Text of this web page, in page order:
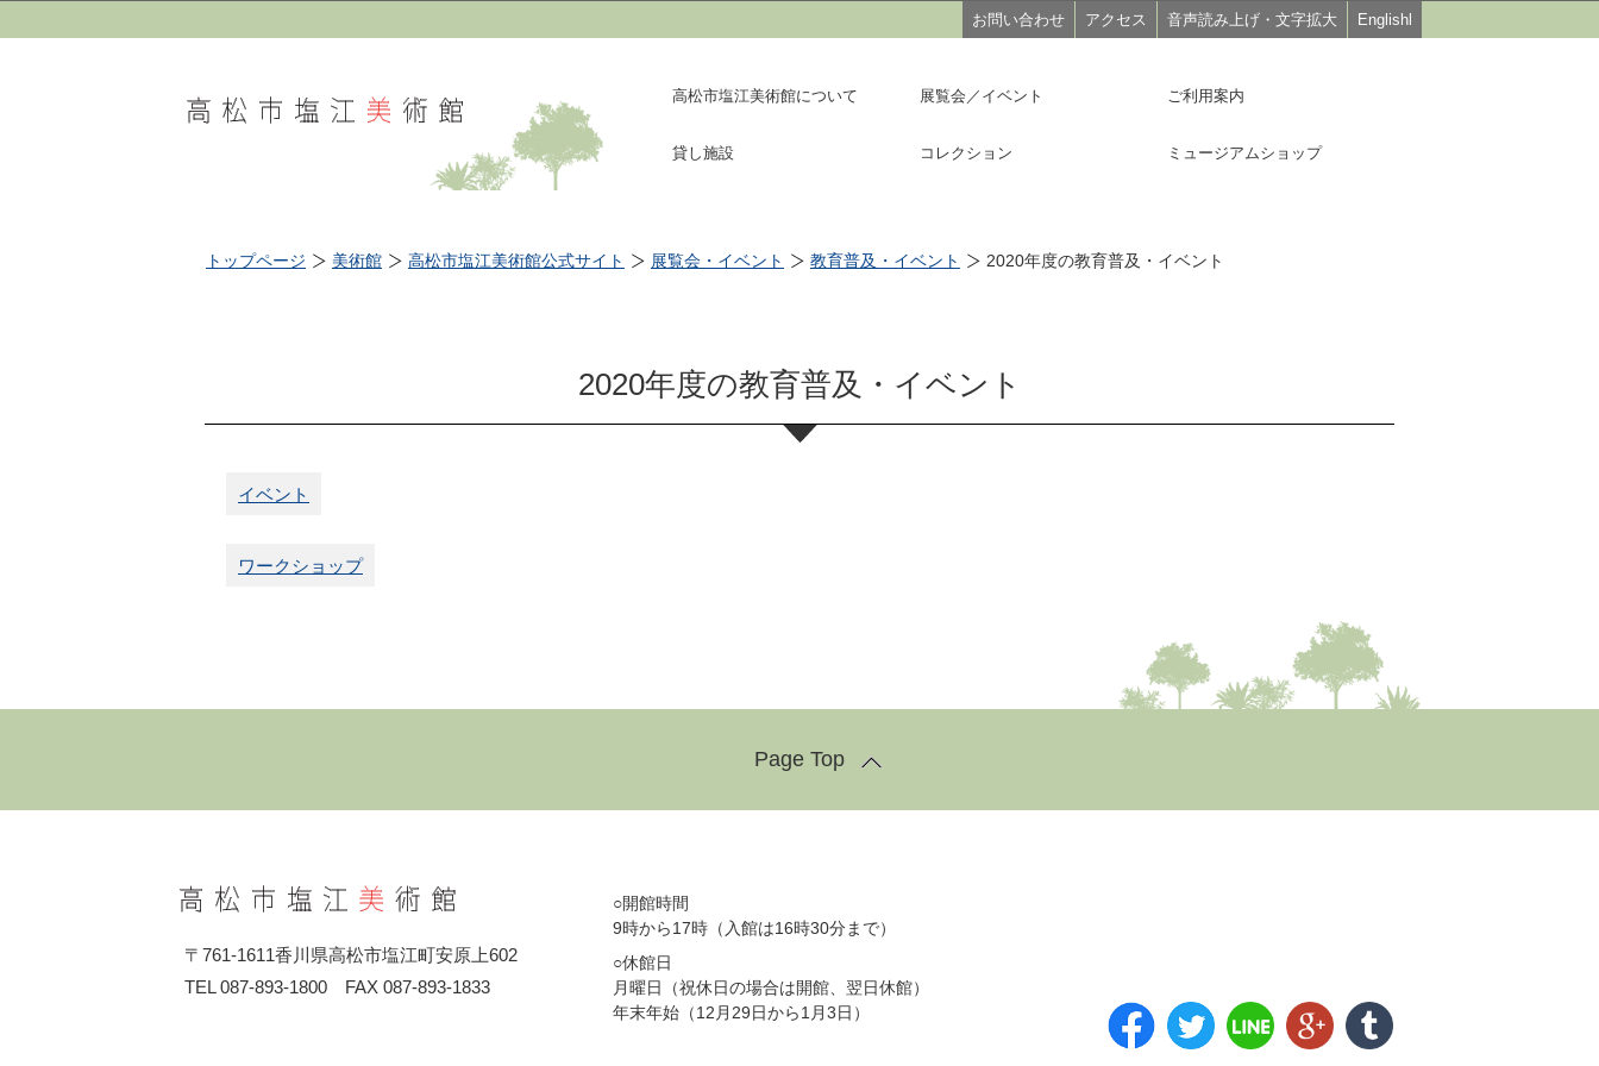
お問い合わせ アクセス 音声読み上げ・文字拡大 Englishl
高松市塩江美術館について 展覧会／イベント ご利用案内
貸し施設 コレクション ミュージアムショップ
トップページ 美術館 高松市塩江美術館公式サイト 展覧会・イベント 教育普及・イベント 2020年度の教育普及・イベント
2020年度の教育普及・イベント
イベント
ワークショップ
Page Top
〒761-1611香川県高松市塩江町安原上602
TEL 087-893-1800 FAX 087-893-1833
○開館時間
9時から17時（入館は16時30分まで）
○休館日
月曜日（祝休日の場合は開館、翌日休館）
年末年始（12月29日から1月3日）